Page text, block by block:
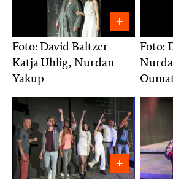
Foto: David Baltzer
Katja Uhlig, Nurdan
Yakup
Foto: